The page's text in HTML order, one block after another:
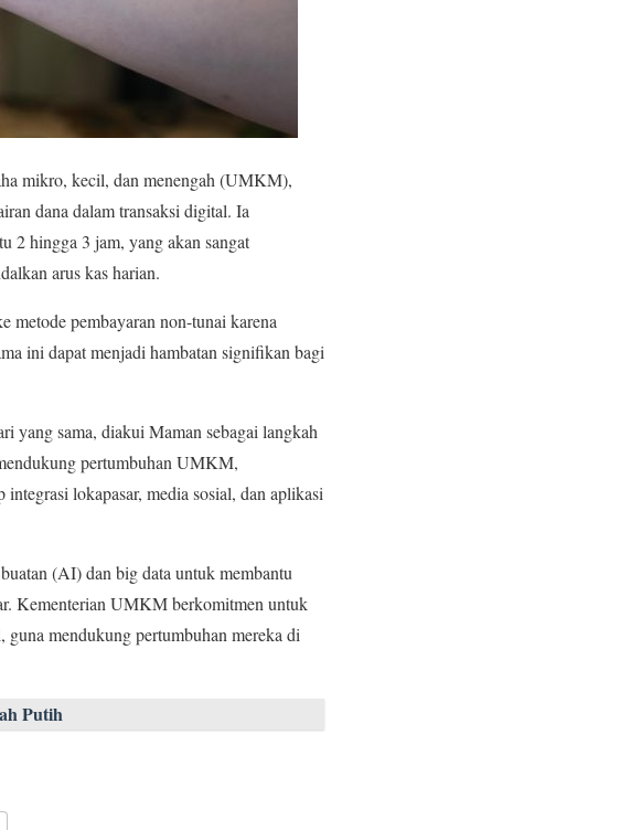
mikro, kecil, dan menengah (UMKM),
dana dalam transaksi digital. Ia
2 hingga 3 jam, yang akan sangat
arus kas harian.
pembayaran non-tunai karena
ini dapat menjadi hambatan signifikan bagi
yang sama, diakui Maman sebagai langkah
pertumbuhan UMKM,
lokapasar, media sosial, dan aplikasi
(AI) dan big data untuk membantu
Kementerian UMKM berkomitmen untuk
mendukung pertumbuhan mereka di
Putih